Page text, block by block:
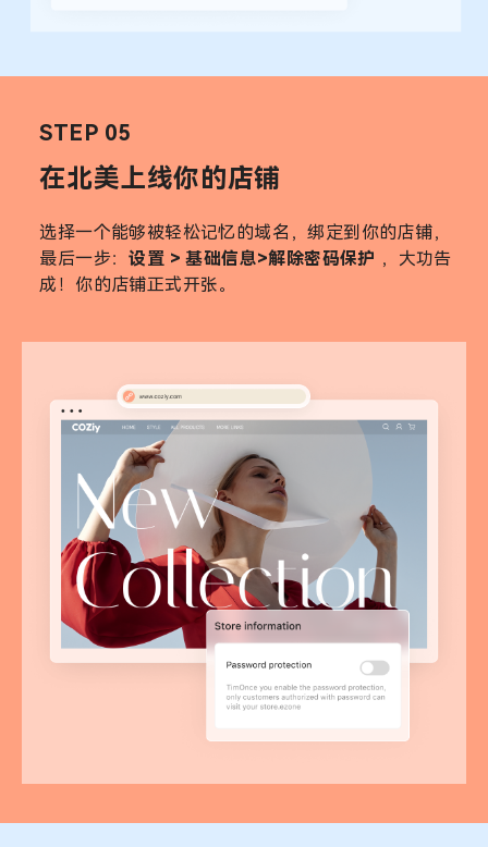
STEP 05
在北美上线你的店铺
选择一个能够被轻松记忆的域名，绑定到你的店铺，
最后一步：设置 > 基础信息>解除密码保护 ，大功告
成！你的店铺正式开张。